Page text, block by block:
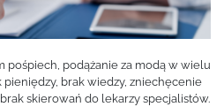
pośpiech, podążanie za modą w wielu
pieniędzy, brak wiedzy, zniechęcenie
skierowań do lekarzy specjalistów.